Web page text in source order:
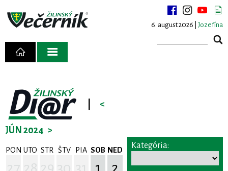
6. august 2026 | Jozefína
<
JÚN 2024 >
PON UTO STR ŠTV PIA SOB NED
1
2
Kategória: